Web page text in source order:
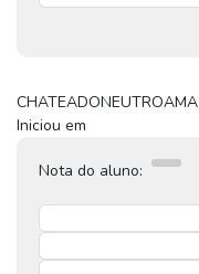
CHATEADONEUTROAMA
Iniciou em
Nota do aluno: